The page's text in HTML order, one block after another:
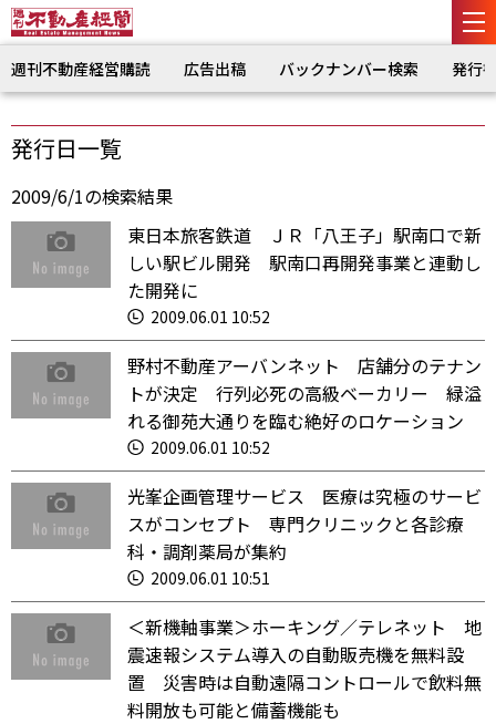
週刊不動産経営購読 広告出稿 バックナンバー検索 発行
発行日一覧
2009/6/1の検索結果
東日本旅客鉄道 ＪＲ「八王子」駅南口で新
しい駅ビル開発 駅南口再開発事業と連動し
た開発に
2009.06.01 10:52
野村不動産アーバンネット 店舗分のテナン
トが決定 行列必死の高級ベーカリー 緑溢
れる御苑大通りを臨む絶好のロケーション
2009.06.01 10:52
光峯企画管理サービス 医療は究極のサービ
スがコンセプト 専門クリニックと各診療
科・調剤薬局が集約
2009.06.01 10:51
＜新機軸事業＞ホーキング／テレネット 地
震速報システム導入の自動販売機を無料設
置 災害時は自動遠隔コントロールで飲料無
料開放も可能と備蓄機能も